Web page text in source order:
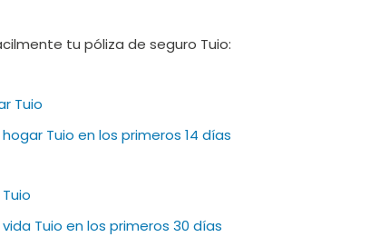
tu póliza de seguro Tuio:
Tuio
Tuio en los primeros 14 días
Tuio en los primeros 30 días